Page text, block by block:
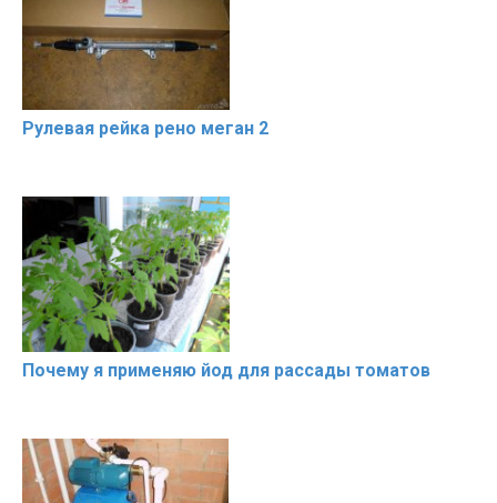
Рулевая рейка рено меган 2
Почему я применяю йод для рассады томатов